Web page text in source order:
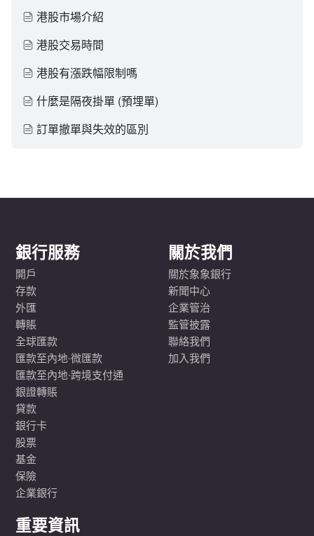
港股市場介紹
港股交易時間
港股有漲跌幅限制嗎
什麼是隔夜掛單 (預埋單)
訂單撤單與失效的區別
銀行服務
開戶
存款
外匯
轉賬
全球匯款
匯款至內地·微匯款
匯款至內地·跨境支付通
銀證轉賬
貸款
銀行卡
股票
基金
保險
企業銀行
關於我們
關於象象銀行
新聞中心
企業管治
監管披露
聯絡我們
加入我們
重要資訊